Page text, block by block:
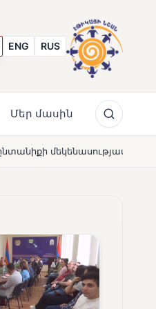
ENG RUS
Մեր մասին
NEWS Լողավազա՞ն, թե՞